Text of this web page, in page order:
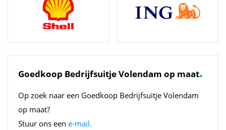
Goedkoop Bedrijfsuitje Volendam op maat.
Op zoek naar een Goedkoop Bedrijfsuitje Volendam
op maat?
Stuur ons een e-mail.